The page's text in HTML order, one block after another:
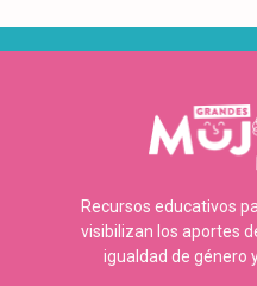
Recursos educativos
visibilizan los aportes
igualdad de género